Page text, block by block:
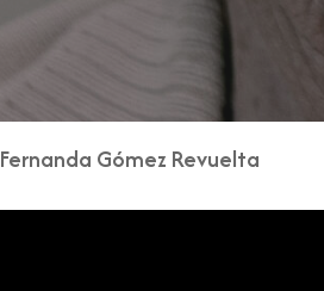
Fernanda Gómez Revuelta